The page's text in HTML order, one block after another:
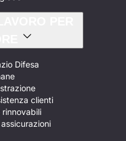
Difesa
clienti
rinnovabili